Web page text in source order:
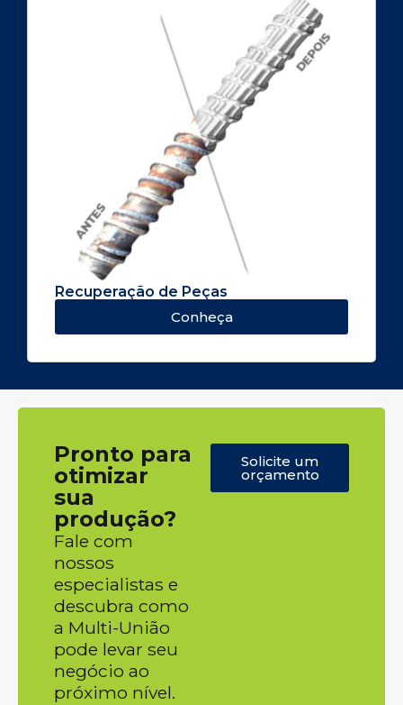
Recuperação de Peças
Conheça
Pronto para
otimizar
sua
produção?
Fale com
nossos
especialistas e
descubra como
a Multi-União
pode levar seu
negócio ao
próximo nível.
Solicite um
orçamento